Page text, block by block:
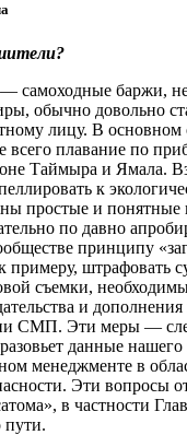
​самоходные баржи,
обычно довольно
лицу. В
всего плавание по
Таймыра и Ямала.
к
простые и понятные
по давно
принципу
штрафовать
съемки,
и
СМП. Эти меры —
данные нашего
менеджменте в
Эти вопросы
в частности
пути.